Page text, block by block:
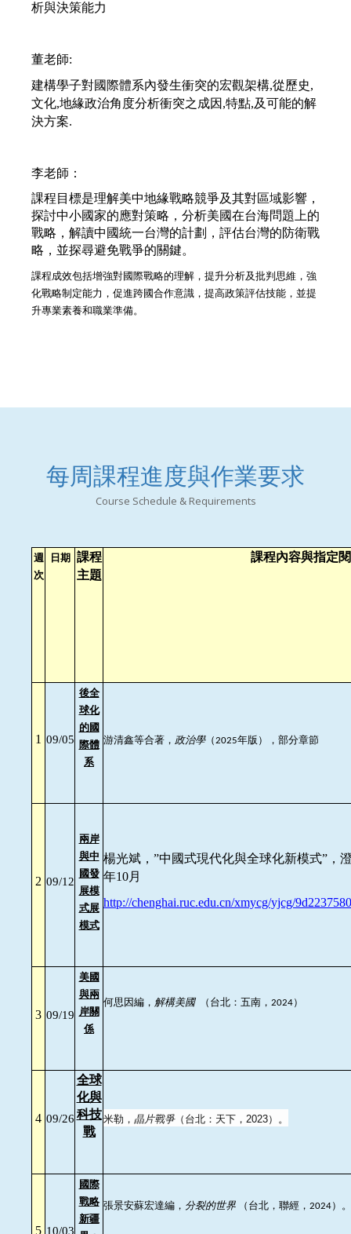
析與決策能力
董老師:
建構學子對國際體系內發生衝突的宏觀架構,從歷史,
文化,地緣政治角度分析衝突之成因,特點,及可能的解
決方案.
李老師：
課程目標是理解美中地緣戰略競爭及其對區域影響，
探討中小國家的應對策略，分析美國在台海問題上的
戰略，解讀中國統一台灣的計劃，評估台灣的防衛戰
略，並探尋避免戰爭的關鍵。
課程成效包括增強對國際戰略的理解，提升分析及批判思維，強
化戰略制定能力，促進跨國合作意識，提高政策評估技能，並提
升專業素養和職業準備。
每周課程進度與作業要求
Course Schedule & Requirements
週
次
日期 課程
主題
課程內容與指定
1 09/05
後全
球化
的國
際體
系
游清鑫等合著， 政治學（2025年版），部分章節
2 09/12
兩岸
與中
國發
展模
式展
模式
楊光斌，”中國式現代化與全球化新模式”，
年10月
http://chenghai.ruc.edu.cn/xmycg/yjcg/
3 09/19
美國
與兩
岸關
係
何思因編， 解構美國 （台北：五南， 2024）
4 09/26
全球
化與
科技
戰
米勒， 晶片戰爭（台北：天下， 2023）。
5 10/03
國際
戰略
新疆
張景安蘇宏達編， 分裂的世界 （台北，聯經， 2024）